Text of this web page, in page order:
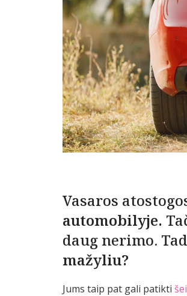
Vasaros
automobilyje.
daug nerimo. Tad
mažyliu?
Jums taip pat gali patikti